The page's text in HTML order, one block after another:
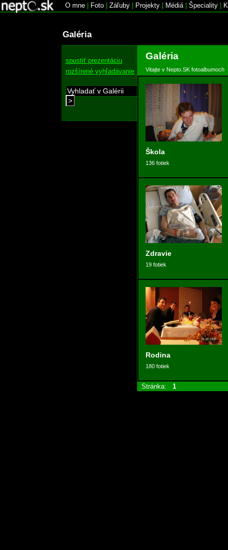
O mne Foto Záľuby Projekty Médiá| Špeciality
Galéria
spustiť prezentáciu
rozšírené vyhľadávanie
>
Galéria
Vitajte v Nepto.SK fotoalbumoch
Škola
136 fotiek
Zdravie
19 fotiek
Rodina
180 fotiek
Stránka: 1